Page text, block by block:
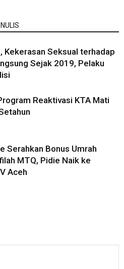
Kekerasan Seksual terhadap
Sejak 2019, Pelaku
Reaktivasi KTA Mati
Serahkan Bonus Umrah
MTQ, Pidie Naik ke
Aceh